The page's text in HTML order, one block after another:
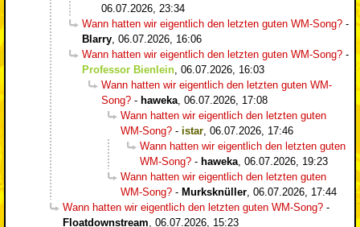
06.07.2026, 23:34
Wann hatten wir eigentlich den letzten guten WM-Song? -
Blarry 06.07.2026, 16:06
Wann hatten wir eigentlich den letzten guten WM-Song? -
Professor Bienlein 06.07.2026, 16:03
Wann hatten wir eigentlich den letzten guten WM-
Song? - haweka 06.07.2026, 17:08
Wann hatten wir eigentlich den letzten guten
WM-Song? - istar 06.07.2026, 17:46
Wann hatten wir eigentlich den letzten guten
WM-Song? - haweka 06.07.2026, 19:23
Wann hatten wir eigentlich den letzten guten
WM-Song? - Murksknüller 06.07.2026, 17:44
Wann hatten wir eigentlich den letzten guten WM-Song? -
Floatdownstream 06.07.2026, 15:23